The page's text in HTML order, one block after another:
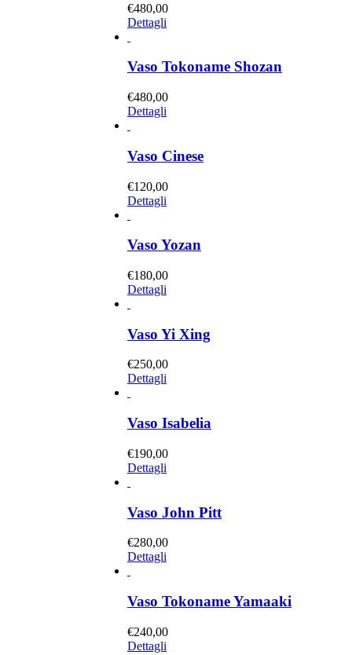
€480,00
Dettagli
Vaso Tokoname Shozan
€480,00
Dettagli
Vaso Cinese
€120,00
Dettagli
Vaso Yozan
€180,00
Dettagli
Vaso Yi Xing
€250,00
Dettagli
Vaso Isabelia
€190,00
Dettagli
Vaso John Pitt
€280,00
Dettagli
Vaso Tokoname Yamaaki
€240,00
Dettagli